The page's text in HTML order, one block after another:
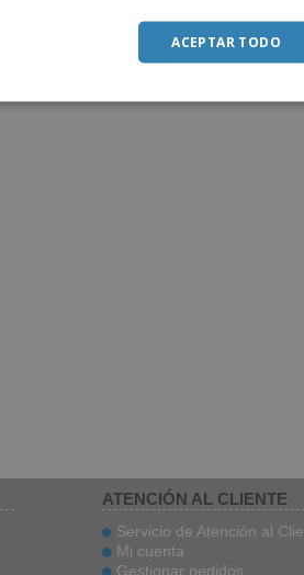
ATENCIÓN AL CLIENTE
Servicio de Atención al
Mi cuenta
Gestionar pedidos
ACEPTAR TODO